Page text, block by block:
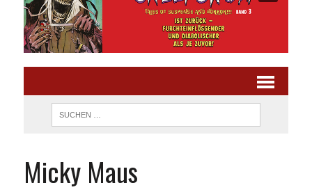
Micky Maus